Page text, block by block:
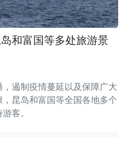
和富国等多处旅游景
遏制疫情蔓延以及保障广大
昆岛和富国等全国各地多个
客。